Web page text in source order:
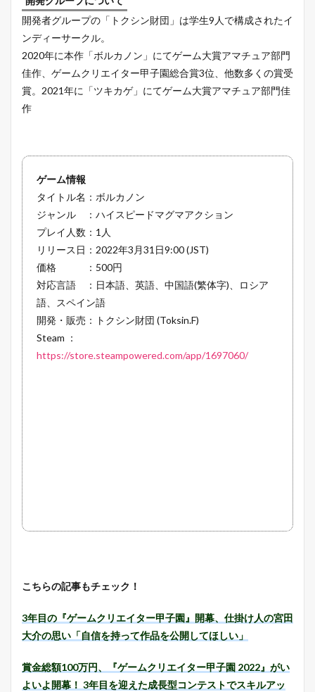
開発者グループの「トクシン財団」は学生9人で構成されたイ
ンディーサークル。
2020年に本作「ボルカノン」にてゲーム大賞アマチュア部門
佳作、ゲームクリエイター甲子園総合賞3位、他数多くの賞受
賞。2021年に「ツキカゲ」にてゲーム大賞アマチュア部門佳
作
ゲーム情報
タイトル名：ボルカノン
ジャンル ：ハイスピードマグマアクション
プレイ人数：1人
リリース日：2022年3月31日9:00 (JST)
価格 ：500円
対応言語 ：日本語、英語、中国語(繁体字)、ロシア
語、スペイン語
開発・販売：トクシン財団 (Toksin.F)
Steam ：
https://store.steampowered.com/app/1697060/
こちらの記事もチェック！
3年目の『ゲームクリエイター甲子園』開幕、仕掛け人の宮田
大介の思い「自信を持って作品を公開してほしい」
賞金総額100万円、『ゲームクリエイター甲子園 2022』がい
よいよ開幕！ 3年目を迎えた成長型コンテストでスキルアッ